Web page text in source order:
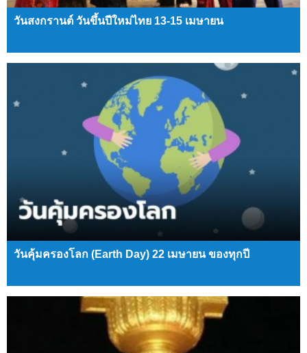
วันสงกรานต์ วันขึ้นปีใหม่ไทย 13-15 เมษายน
วันคุ้มครองโลก (Earth Day) 22 เมษายน ของทุกปี